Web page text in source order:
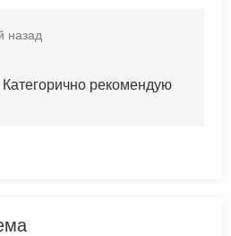
назад
Категорично рекомендую